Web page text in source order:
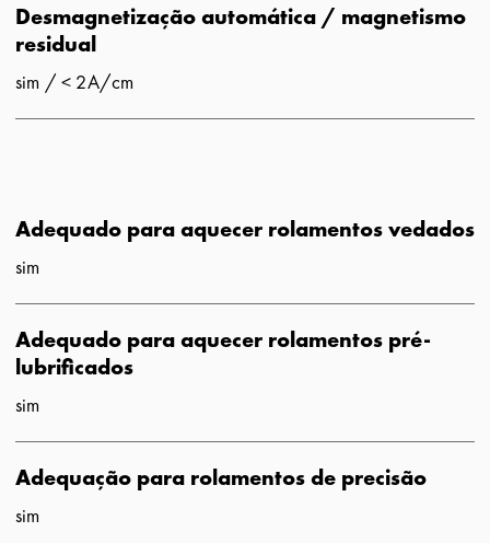
Desmagnetização automática / magnetismo
residual
sim / < 2A/cm
Adequado para aquecer rolamentos vedados
sim
Adequado para aquecer rolamentos pré-
lubrificados
sim
Adequação para rolamentos de precisão
sim